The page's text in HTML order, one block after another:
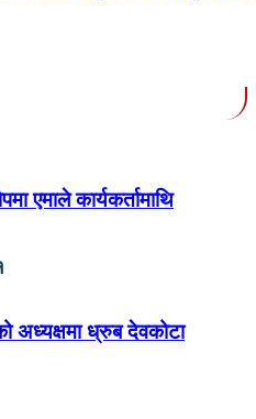
एमाले कार्यकर्तामाथि
अध्यक्षमा ध्रुब देवकोटा